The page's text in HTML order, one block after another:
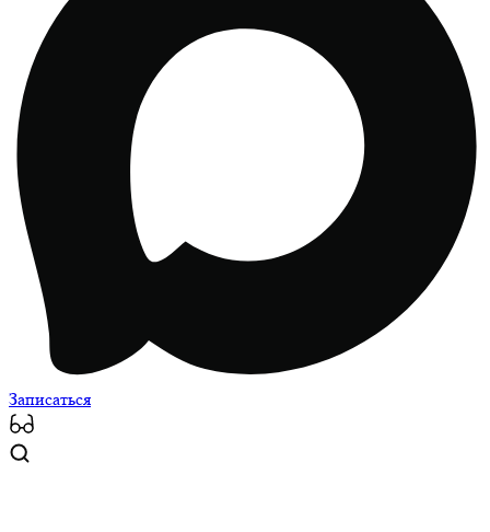
Записаться